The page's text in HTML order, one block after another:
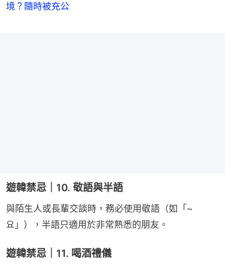
境？隨時被充公
遊韓禁忌｜10. 敬語與半語
與陌生人或長輩交談時，務必使用敬語（如「~
요」），半語只適用於非常熟悉的朋友。
遊韓禁忌｜11. 喝酒禮儀